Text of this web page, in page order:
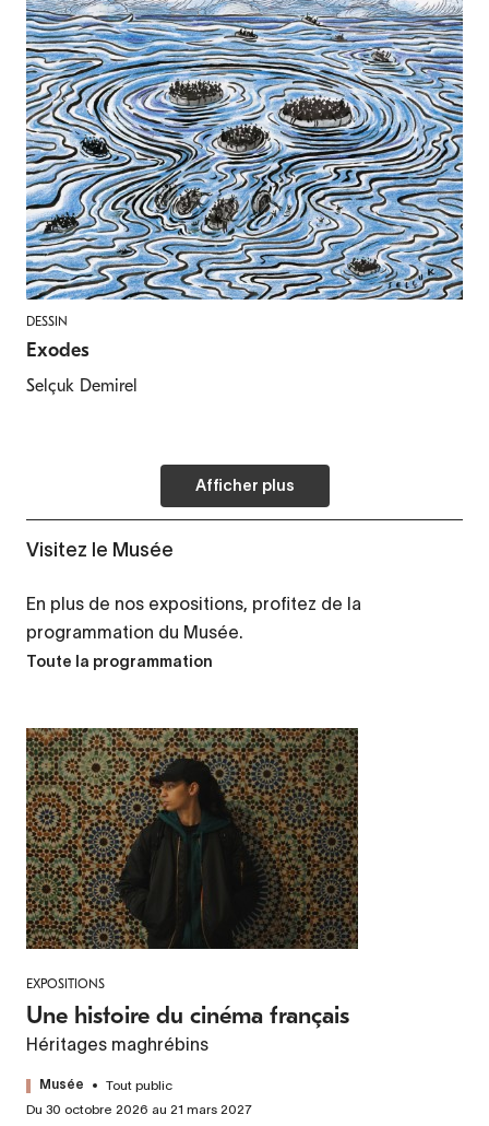
DESSIN
Exodes
Selçuk Demirel
Afficher plus
Visitez le Musée
En plus de nos expositions, profitez de la
programmation du Musée.
Toute la programmation
EXPOSITIONS
Une histoire du cinéma français
Héritages maghrébins
Musée
Tout public
Du 30 octobre 2026 au 21 mars 2027